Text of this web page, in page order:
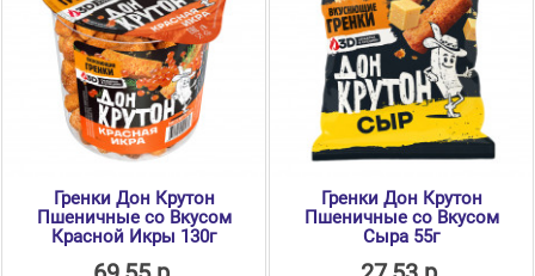
Гренки Дон Крутон
Пшеничные со Вкусом
Красной Икры 130г
Гренки Дон Крутон
Пшеничные со Вкусом
Сыра 55г